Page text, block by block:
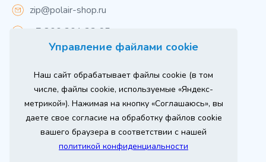
Управление файлами cookie
Наш сайт обрабатывает файлы cookie (в том
числе, файлы cookie, используемые «Яндекс-
метрикой»). Нажимая на кнопку «Соглашаюсь», вы
даете свое согласие на обработку файлов cookie
вашего браузера в соответствии с нашей
политикой конфиденциальности
zip@polair-shop.ru
+7 800 301 33 65
Вся информация на сайте о товарах носит
справочный характер и не является публичной
офертой в соответствии с пунктом 2 статьи 437 ГК РФ.
Для получения подробной информации о наличии и
стоимости указанных товаров и (или) услуг,
пожалуйста, обращайтесь к менеджеру сайта по
телефону
При использовании материалов сайта ссылка